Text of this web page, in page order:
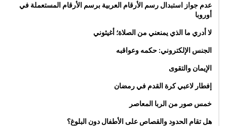
عدم جواز استبدال رسم الأرقام العربية برسم الأرقام المستعملة في
أوروبا
لا أدري ما الذي يمنعني من الصلاة؛ أغيثوني
الجنس الإلكتروني: حكمه وعواقبه
الإيمان والتقوى
إفطار لاعبي كرة القدم في رمضان
خمس صور من الربا المعاصر
هل تقام الحدود والقصاص على الأطفال دون البلوغ؟